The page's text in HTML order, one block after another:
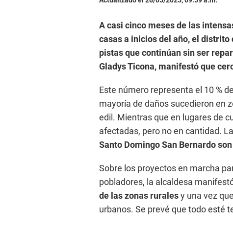
A casi cinco meses de las
casas a inicios del año, el
pistas que continúan sin ser
Gladys Ticona, manifestó que
Este número representa el 10 %
mayoría de daños sucedieron en
edil. Mientras que en lugares de
afectadas, pero no en cantidad.
Santo Domingo San Bernardo
Sobre los proyectos en marcha
pobladores, la alcaldesa
de las zonas ruralesy una vez
urbanos. Se prevé que todo esté